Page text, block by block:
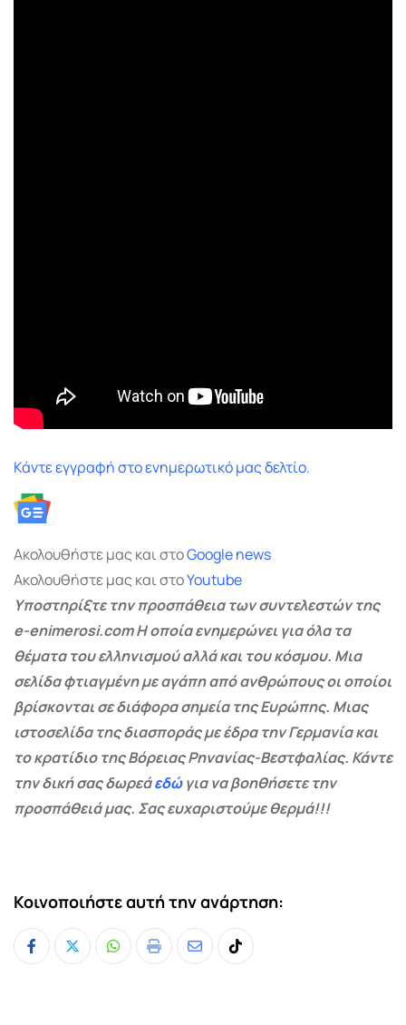
Κάντε εγγραφή στο ενημερωτικό μας δελτίο.
Ακολουθήστε μας και στοGooglenews
Ακολουθήστε μας και στοYoutube
Υποστηρίξτε την προσπάθεια των συντελεστών της
e-enimerosi.com Η οποία ενημερώνει για όλα τα
θέματα του ελληνισμού αλλά και του κόσμου. Μια
σελίδα φτιαγμένη με αγάπη από ανθρώπους οι οποίοι
βρίσκονται σε διάφορα σημεία της Ευρώπης. Μιας
ιστοσελίδα της διασποράς με έδρα την Γερμανία και
το κρατίδιο της Βόρειας Ρηνανίας-Βεστφαλίας. Κάντε
την δική σας δωρεάεδώγια να βοηθήσετε την
προσπάθειά μας. Σας ευχαριστούμε θερμά!!!
Κοινοποιήστε αυτή την ανάρτηση:
Whatsapp
Print
ShareTiktok